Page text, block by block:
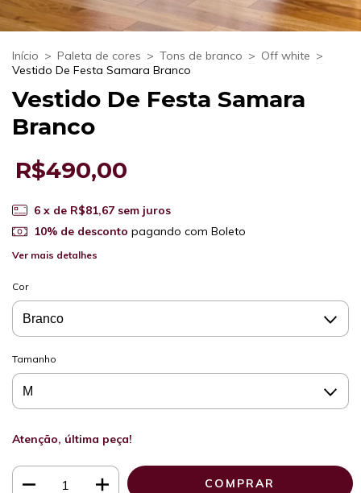
Início > Paleta de cores > Tons de branco > Off white >
Vestido De Festa Samara Branco
Vestido De Festa Samara
Branco
R$490,00
6 x de R$81,67 sem juros
10% de desconto pagando com Boleto
Ver mais detalhes
Cor
Tamanho
Atenção, última peça!